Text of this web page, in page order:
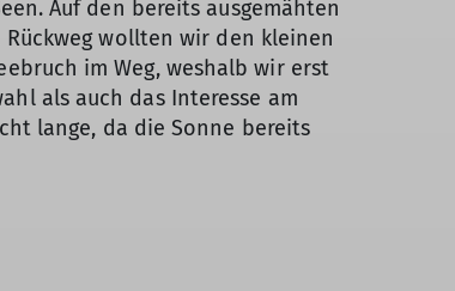
Auf den bereits ausgemähten
wollten wir den kleinen
im Weg, weshalb wir erst
als auch das Interesse am
lange, da die Sonne bereits